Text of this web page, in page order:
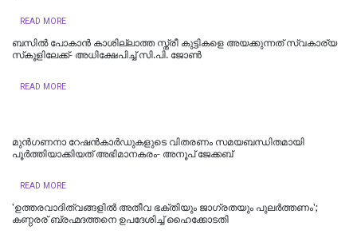
READ MORE
ബസിൽ പോകാൻ കാശില്ലാത്ത സ്ത്രീ കുട്ടികളെ അയക്കുന്നത് സ്വകാര്യ
സ്‌കൂളിലേക്ക്- അധിക്ഷേപിച്ച് സി.പി. ജോൺ
READ MORE
മുൻഗണനാ റേഷൻകാർഡുകളുടെ വിതരണം സമയബന്ധിതമായി
പൂർത്തിയാക്കിയത് അഭിമാനകരം- അനൂപ് ജേക്കബ്
READ MORE
'ഉത്തരവാദിത്വങ്ങളിൽ അതീവ ഭക്തിയും ജാഗ്രതയും പുലര്‍ത്തണം';
കണ്ഠരര് ബ്രഹ്മദത്തനെ ഉപദേശിച്ച് ഹൈക്കോടതി